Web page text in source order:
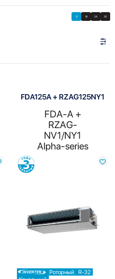
12 18 24 30
FDA125A + RZAG125NY1
FDA-A +
RZAG-
NV1/NY1
Alpha-series
Сравнить
Роторный
R-32